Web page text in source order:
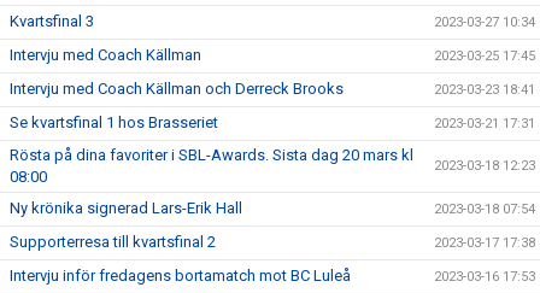
Kvartsfinal 3 2023-03-27 10:34
Intervju med Coach Källman 2023-03-25 17:45
Intervju med Coach Källman och Derreck Brooks 2023-03-23 18:41
Se kvartsfinal 1 hos Brasseriet 2023-03-21 17:31
Rösta på dina favoriter i SBL-Awards. Sista dag 20 mars kl
08:00
2023-03-18 12:23
Ny krönika signerad Lars-Erik Hall 2023-03-18 07:54
Supporterresa till kvartsfinal 2 2023-03-17 17:38
Intervju inför fredagens bortamatch mot BC Luleå 2023-03-16 17:53